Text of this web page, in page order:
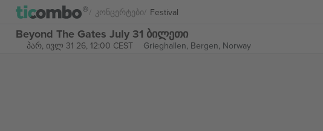
Კონცერტები Festival
Beyond The Gates July 31 ბილეთი
პარ, ივლ 31 26, 12:00 CEST Grieghallen, Bergen, Norway